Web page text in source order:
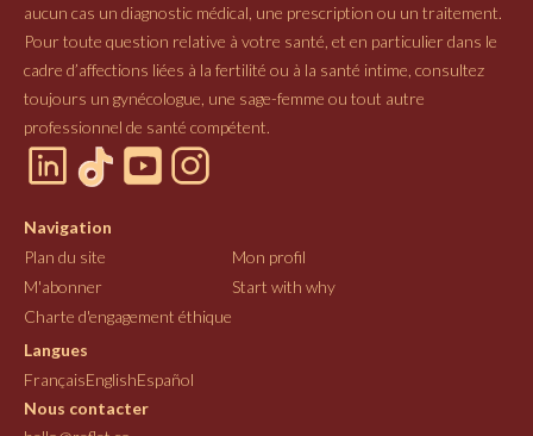
aucun cas un diagnostic médical, une prescription ou un traitement.
Pour toute question relative à votre santé, et en particulier dans le
cadre d’affections liées à la fertilité ou à la santé intime, consultez
toujours un gynécologue, une sage-femme ou tout autre
professionnel de santé compétent.
Navigation
Plan du site
Mon profil
M'abonner
Start with why
Charte d'engagement éthique
Langues
FrançaisEnglishEspañol
Nous contacter